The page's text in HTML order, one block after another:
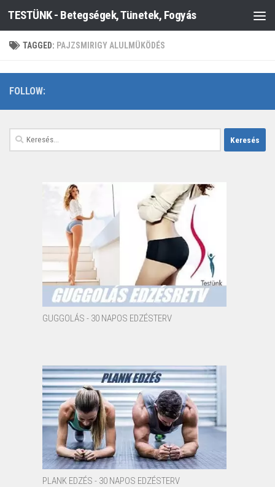
Skip to content
TESTÜNK - Betegségek, Tünetek, Fogyás
TAGGED: PAJZSMIRIGY ALULMÜKÖDÉS
FOLLOW:
Keresés:
GUGGOLÁS - 30 NAPOS EDZÉSTERV
PLANK EDZÉS - 30 NAPOS EDZÉSTERV